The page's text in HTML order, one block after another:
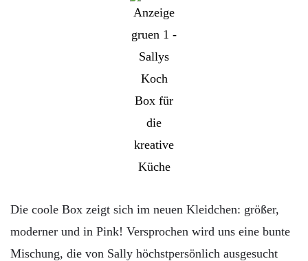
Die coole Box zeigt sich im neuen Kleidchen: größer,
moderner und in Pink! Versprochen wird uns eine bunte
Mischung, die von Sally höchstpersönlich ausgesucht